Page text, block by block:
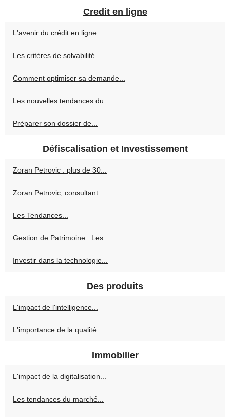
Credit en ligne
L'avenir du crédit en ligne...
Les critères de solvabilité...
Comment optimiser sa demande...
Les nouvelles tendances du...
Préparer son dossier de...
Défiscalisation et Investissement
Zoran Petrovic : plus de 30...
Zoran Petrovic, consultant...
Les Tendances...
Gestion de Patrimoine : Les...
Investir dans la technologie...
Des produits
L'impact de l'intelligence...
L'importance de la qualité...
Immobilier
L'impact de la digitalisation...
Les tendances du marché...